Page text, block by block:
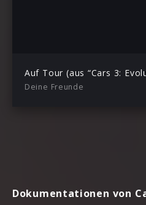
Auf Tour (aus “Cars 3:
Deine Freunde
Dokumentationen von